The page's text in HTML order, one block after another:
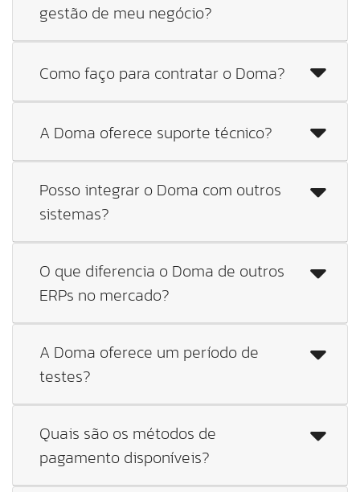
gestão de meu negócio?
Como faço para contratar o Doma?
A Doma oferece suporte técnico?
Posso integrar o Doma com outros
sistemas?
O que diferencia o Doma de outros
ERPs no mercado?
A Doma oferece um período de
testes?
Quais são os métodos de
pagamento disponíveis?